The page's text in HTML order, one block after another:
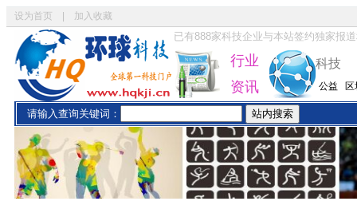
设为首页 加入收藏
已有888家科技企业与本站签约独家报
行业
资讯
科技
公益
请输入查询关键词：